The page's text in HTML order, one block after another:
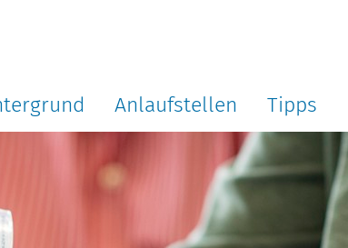
Anlaufstellen Tipps